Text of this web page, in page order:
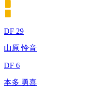
DF 29
山原 怜音
DF 6
本多 勇喜